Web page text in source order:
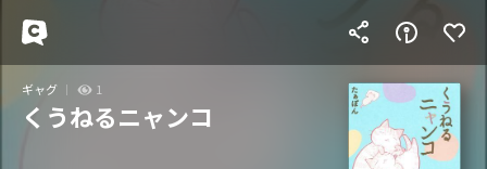
ギャグ 1
くうねるニャンコ